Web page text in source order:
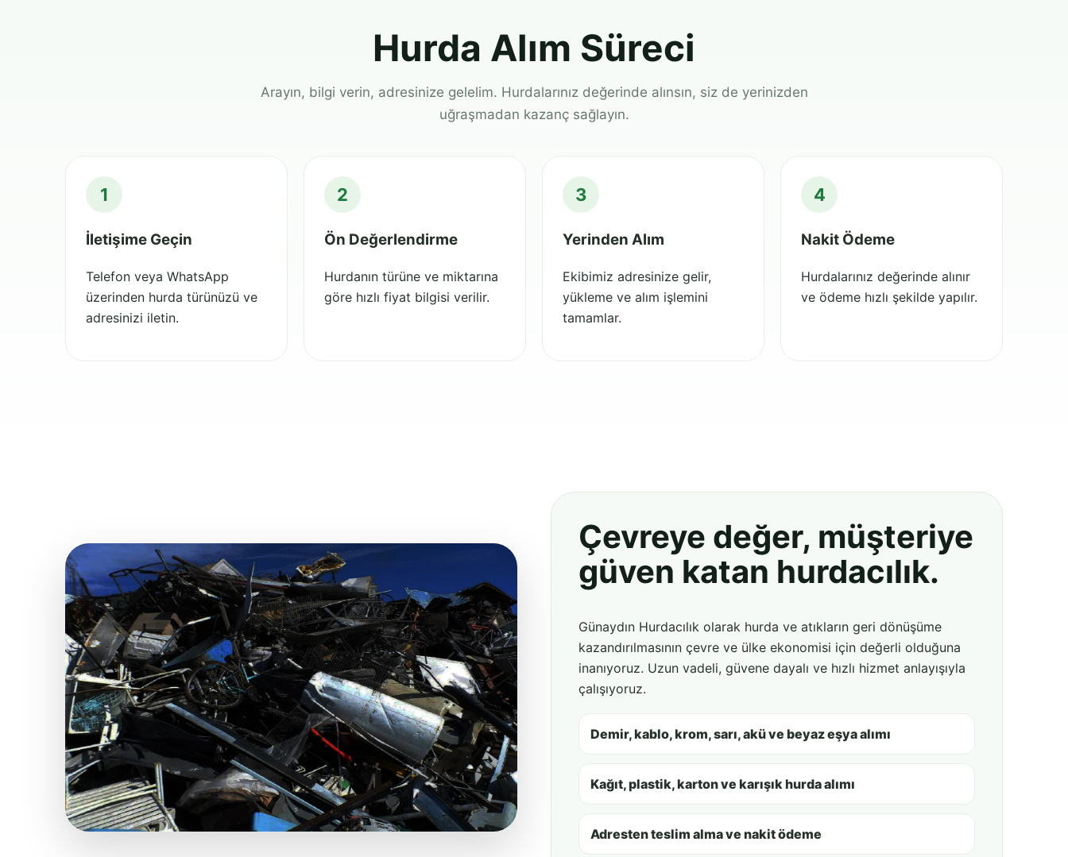
Hurda Alım Süreci
Arayın, bilgi verin, adresinize gelelim. Hurdalarınız değerinde alınsın, siz de yerinizden
uğraşmadan kazanç sağlayın.
1
İletişime Geçin
Telefon veya WhatsApp
üzerinden hurda türünüzü ve
adresinizi iletin.
2
Ön Değerlendirme
Hurdanın türüne ve miktarına
göre hızlı fiyat bilgisi verilir.
3
Yerinden Alım
Ekibimiz adresinize gelir,
yükleme ve alım işlemini
tamamlar.
4
Nakit Ödeme
Hurdalarınız değerinde alınır
ve ödeme hızlı şekilde yapılır.
Çevreye değer, müşteriye
güven katan hurdacılık.
Günaydın Hurdacılık olarak hurda ve atıkların geri dönüşüme
kazandırılmasının çevre ve ülke ekonomisi için değerli olduğuna
inanıyoruz. Uzun vadeli, güvene dayalı ve hızlı hizmet anlayışıyla
çalışıyoruz.
Demir, kablo, krom, sarı, akü ve beyaz eşya alımı
Kağıt, plastik, karton ve karışık hurda alımı
Adresten teslim alma ve nakit ödeme